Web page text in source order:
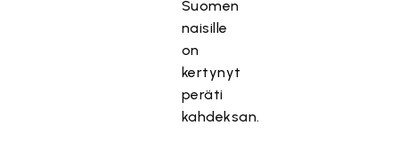
Suomen
naisille
on
kertynyt
peräti
kahdeksan.